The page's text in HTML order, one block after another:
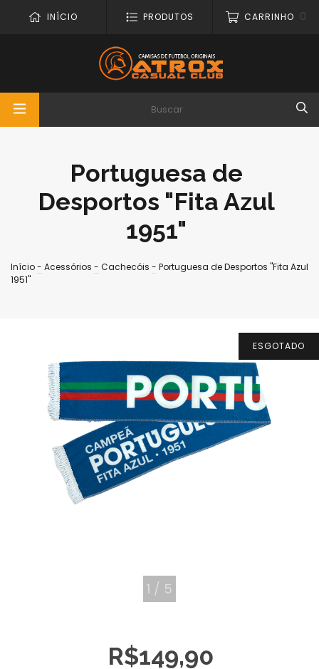
INÍCIO PRODUTOS CARRINHO 0
Portuguesa de
Desportos "Fita Azul
1951"
Início- Acessórios - Cachecóis - Portuguesa de Desportos "Fita Azul
1951"
ESGOTADO
1 / 5
R$149,90